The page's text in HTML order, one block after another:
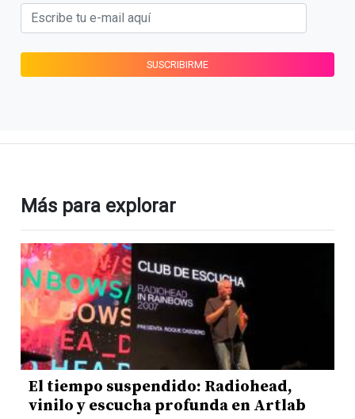
Más para explorar
El tiempo suspendido: Radiohead,
vinilo y escucha profunda en Artlab